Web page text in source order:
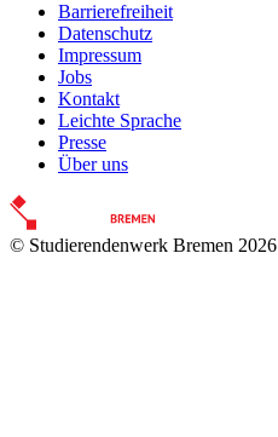
Barrierefreiheit
Datenschutz
Impressum
Jobs
Kontakt
Leichte Sprache
Presse
Über uns
© Studierendenwerk Bremen 2026